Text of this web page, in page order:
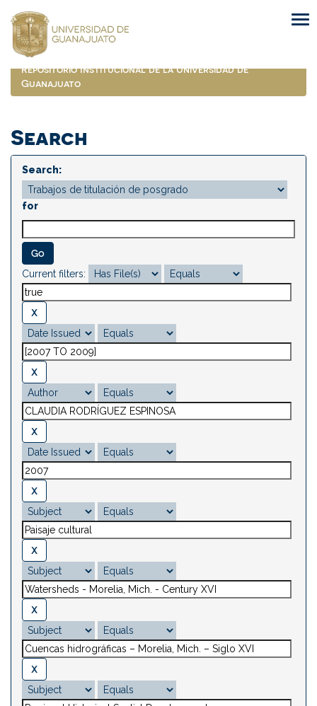
navigation
Repositorio Institucional de la Universidad de
Guanajuato
Search
Search:
for
Current filters: